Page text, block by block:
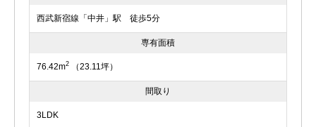
西武新宿線「中井」駅 徒歩5分
専有面積
76.42m2 （23.11坪）
間取り
3LDK